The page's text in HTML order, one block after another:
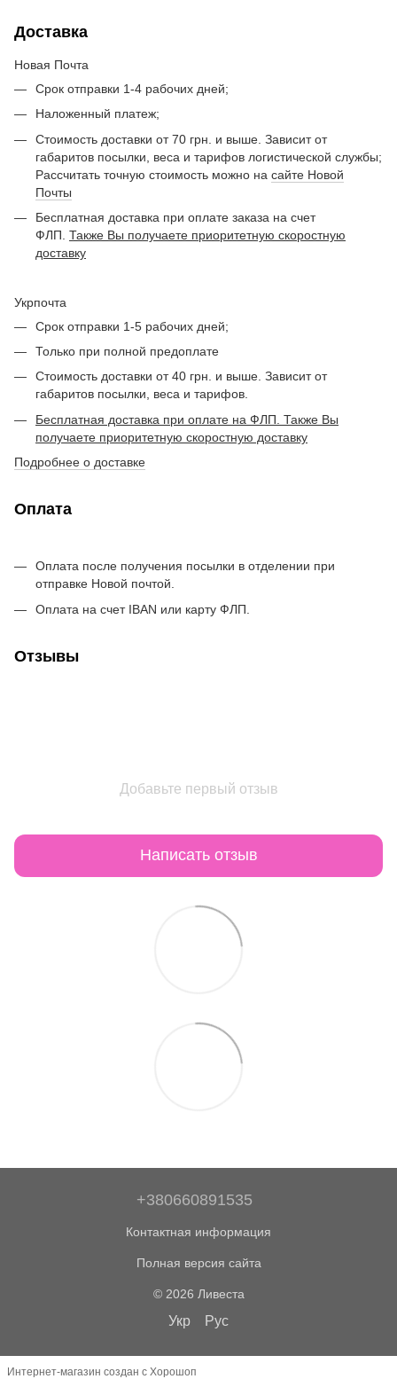
Доставка
Новая Почта
Срок отправки 1-4 рабочих дней;
Наложенный платеж;
Стоимость доставки от 70 грн. и выше. Зависит от
габаритов посылки, веса и тарифов логистической службы;
Рассчитать точную стоимость можно на сайте Новой
Почты
Бесплатная доставка при оплате заказа на счет
ФЛП. Также Вы получаете приоритетную скоростную
доставку
Укрпочта
Срок отправки 1-5 рабочих дней;
Только при полной предоплате
Стоимость доставки от 40 грн. и выше. Зависит от
габаритов посылки, веса и тарифов.
Бесплатная доставка при оплате на ФЛП. Также Вы
получаете приоритетную скоростную доставку
Подробнее о доставке
Оплата
Оплата после получения посылки в отделении при
отправке Новой почтой.
Оплата на счет IBAN или карту ФЛП.
Отзывы
Добавьте первый отзыв
Написать отзыв
+380660891535
Контактная информация
Полная версия сайта
© 2026 Ливеста
Укр Рус
Интернет-магазин создан с Хорошоп